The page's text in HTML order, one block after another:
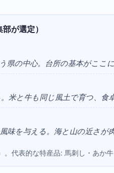
が選定）
の中心。台所の基本がここに
と牛も同じ風土で育つ、食卓
味を与える。海と山の近さが
代表的な特産品: 馬刺し・あか牛